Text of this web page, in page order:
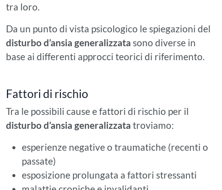
tra loro.
Da un punto di vista psicologico le spiegazioni del
disturbo d’ansia generalizzata sono diverse in
base ai differenti approcci teorici di riferimento.
Fattori di rischio
Tra le possibili cause e fattori di rischio per il
disturbo d’ansia generalizzata troviamo:
esperienze negative o traumatiche (recenti o
passate)
esposizione prolungata a fattori stressanti